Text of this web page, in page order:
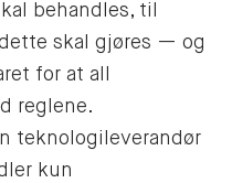
behandles, til
skal gjøres — og
for at all
reglene.
teknologileverandør
kun